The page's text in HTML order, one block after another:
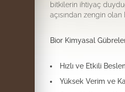
bitkilerin ihtiyaç
açısından zengin
Bior Kimyasal
Hızlı ve Etkili
Yüksek Verim ve